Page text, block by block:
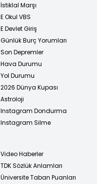
İstiklal Marşı
E Okul VBS
E Devlet Giriş
Günlük Burç Yorumları
Son Depremler
Hava Durumu
Yol Durumu
2026 Dünya Kupası
Astroloji
Instagram Dondurma
Instagram Silme
Video Haberler
TDK Sözlük Anlamları
Üniversite Taban Puanları